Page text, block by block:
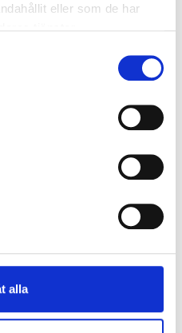
eller som de har
alla
Fjärrstyrt eldrivet
pivåhängt takfönster